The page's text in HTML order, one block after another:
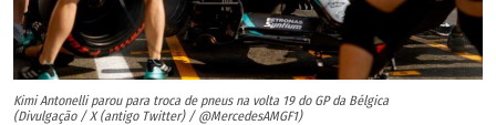
Kimi Antonelli parou para troca de pneus na volta 19 do GP da Bélgica
(Divulgação / X (antigo Twitter) / @MercedesAMGF1)